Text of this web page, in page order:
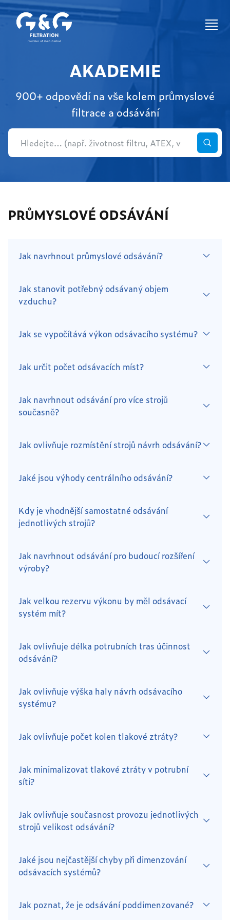
AKADEMIE
900+ odpovědí na vše kolem průmyslové
filtrace a odsávání
PRŮMYSLOVÉ ODSÁVÁNÍ
Jak navrhnout průmyslové odsávání?
Jak stanovit potřebný odsávaný objem
vzduchu?
Jak se vypočítává výkon odsávacího systému?
Jak určit počet odsávacích míst?
Jak navrhnout odsávání pro více strojů
současně?
Jak ovlivňuje rozmístění strojů návrh odsávání?
Jaké jsou výhody centrálního odsávání?
Kdy je vhodnější samostatné odsávání
jednotlivých strojů?
Jak navrhnout odsávání pro budoucí rozšíření
výroby?
Jak velkou rezervu výkonu by měl odsávací
systém mít?
Jak ovlivňuje délka potrubních tras účinnost
odsávání?
Jak ovlivňuje výška haly návrh odsávacího
systému?
Jak ovlivňuje počet kolen tlakové ztráty?
Jak minimalizovat tlakové ztráty v potrubní
síti?
Jak ovlivňuje současnost provozu jednotlivých
strojů velikost odsávání?
Jaké jsou nejčastější chyby při dimenzování
odsávacích systémů?
Jak poznat, že je odsávání poddimenzované?